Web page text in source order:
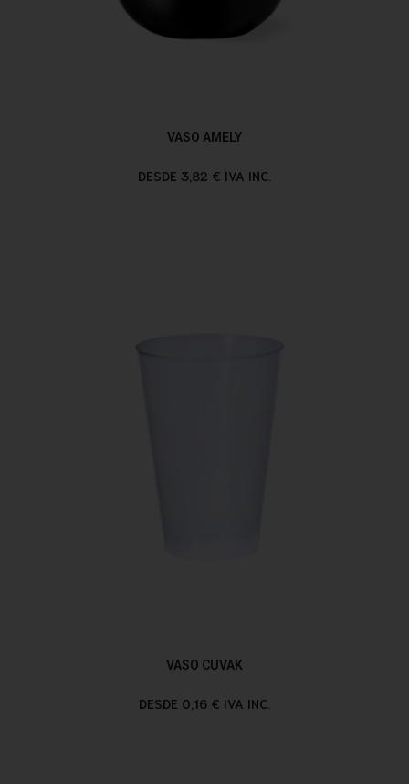
VASO AMELY
DESDE 3,82 € IVA INC.
VASO CUVAK
DESDE 0,16 € IVA INC.